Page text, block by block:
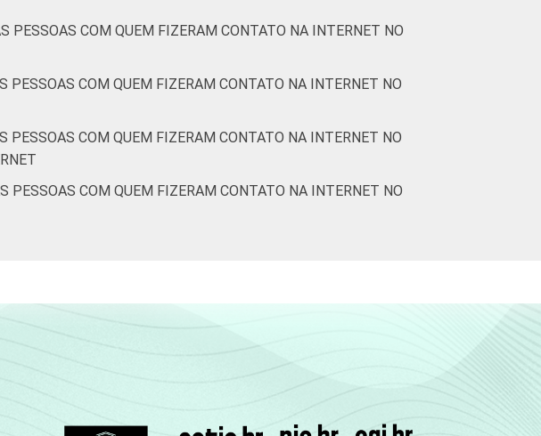
PESSOAS COM QUEM FIZERAM CONTATO NA INTERNET NO
PESSOAS COM QUEM FIZERAM CONTATO NA INTERNET NO
PESSOAS COM QUEM FIZERAM CONTATO NA INTERNET NO
PESSOAS COM QUEM FIZERAM CONTATO NA INTERNET NO